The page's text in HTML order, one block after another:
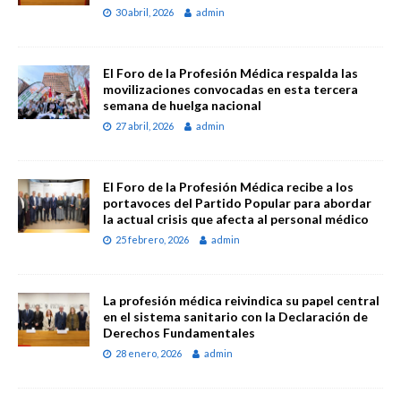
30 abril, 2026 admin
El Foro de la Profesión Médica respalda las
movilizaciones convocadas en esta tercera
semana de huelga nacional
27 abril, 2026 admin
El Foro de la Profesión Médica recibe a los
portavoces del Partido Popular para abordar
la actual crisis que afecta al personal médico
25 febrero, 2026 admin
La profesión médica reivindica su papel central
en el sistema sanitario con la Declaración de
Derechos Fundamentales
28 enero, 2026 admin